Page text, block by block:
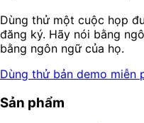
Dùng thử một cuộc họp
đăng ký. Hãy nói bằng
bằng ngôn ngữ của họ.
Dùng thử bản demo miễn
Sản phẩm